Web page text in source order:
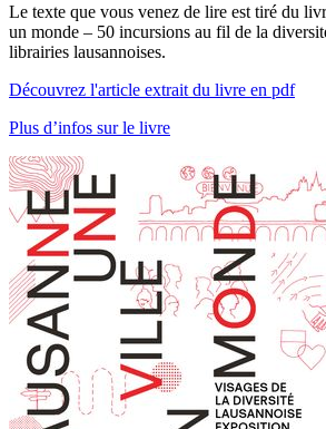
Le texte que vous venez de lire est tiré du
un monde – 50 incursions au fil de la
librairies lausannoises.
Découvrez l'article extrait du livre en pdf
Plus d’infos sur le livre